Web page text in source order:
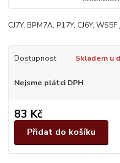
CJ7Y, BPM7A, P17Y, CJ6Y, WS5F
Dostupnost Skladem u
Nejsme plátci DPH
83 Kč
Přidat do košíku